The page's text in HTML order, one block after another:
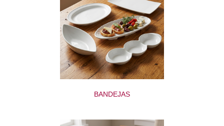
BANDEJAS